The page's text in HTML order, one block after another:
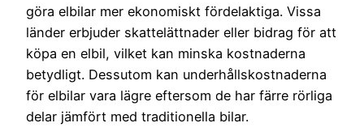
göra elbilar mer ekonomiskt fördelaktiga. Vissa
länder erbjuder skattelättnader eller bidrag för att
köpa en elbil, vilket kan minska kostnaderna
betydligt. Dessutom kan underhållskostnaderna
för elbilar vara lägre eftersom de har färre rörliga
delar jämfört med traditionella bilar.